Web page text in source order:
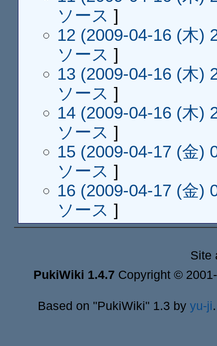
ソース ]
12 (2009-04-16 (木)
ソース ]
13 (2009-04-16 (木)
ソース ]
14 (2009-04-16 (木)
ソース ]
15 (2009-04-17 (金)
ソース ]
16 (2009-04-17 (金)
ソース ]
Site
PukiWiki 1.4.7 Copyright ©
Based on "PukiWiki" 1.3 by yu-ji